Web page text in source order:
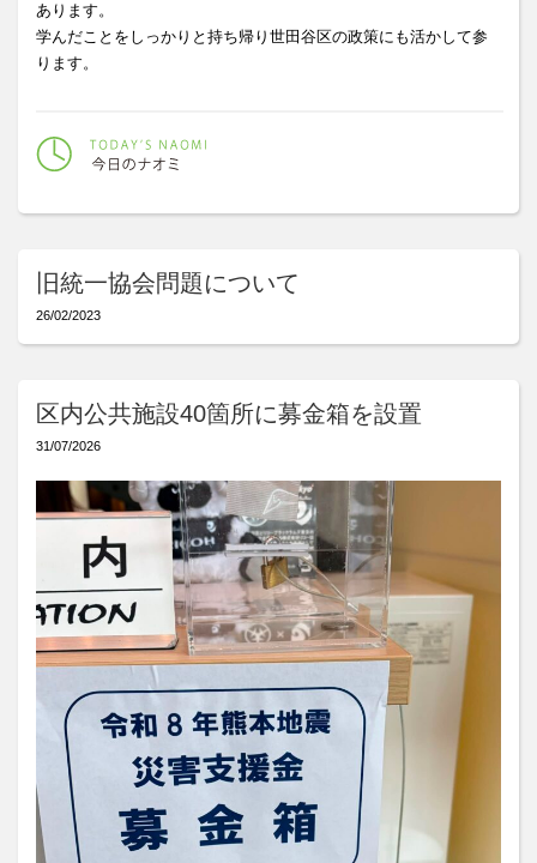
あります。
学んだことをしっかりと持ち帰り世田谷区の政策にも活かして参
ります。
旧統一協会問題について
26/02/2023
区内公共施設40箇所に募金箱を設置
31/07/2026